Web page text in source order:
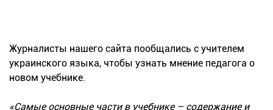
Журналисты нашего сайта пообщались с учителем
украинского языка, чтобы узнать мнение педагога о
новом учебнике.
«Самые основные части в учебнике – содержание и